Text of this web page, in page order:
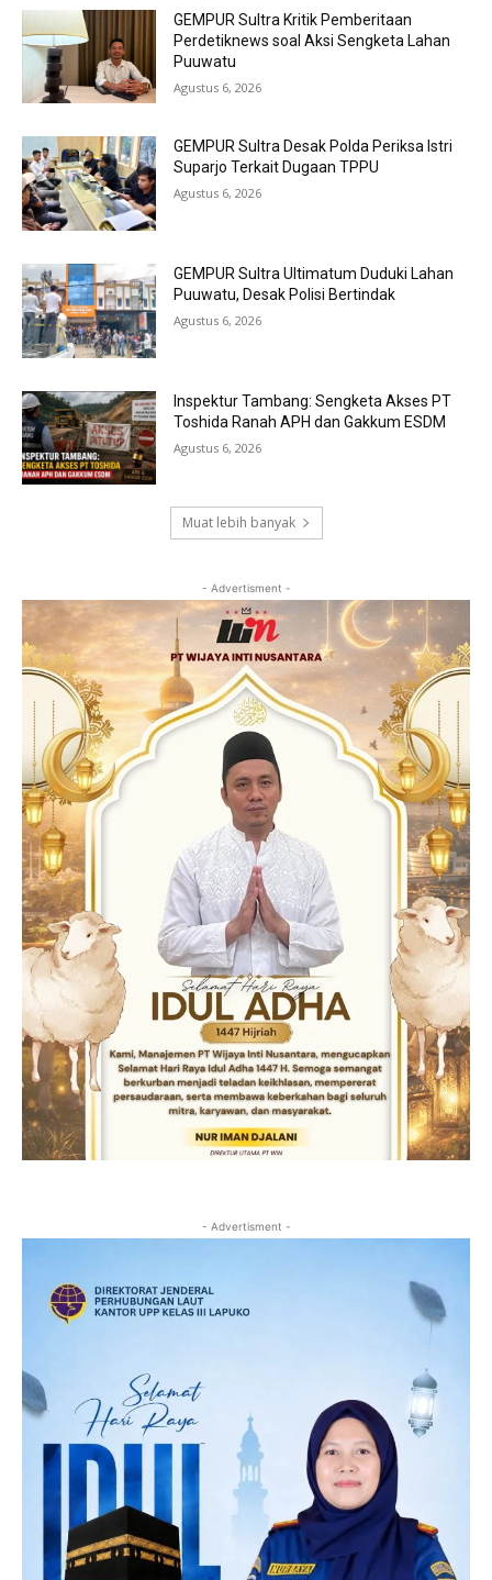
GEMPUR Sultra Kritik Pemberitaan
Perdetiknews soal Aksi Sengketa Lahan
Puuwatu
Agustus 6, 2026
GEMPUR Sultra Desak Polda Periksa Istri
Suparjo Terkait Dugaan TPPU
Agustus 6, 2026
GEMPUR Sultra Ultimatum Duduki Lahan
Puuwatu, Desak Polisi Bertindak
Agustus 6, 2026
Inspektur Tambang: Sengketa Akses PT
Toshida Ranah APH dan Gakkum ESDM
Agustus 6, 2026
Muat lebih banyak
- Advertisment -
- Advertisment -